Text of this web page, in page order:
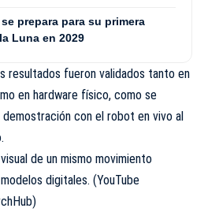
prepara para su primera
Luna en 2029
resultados fueron validados tanto en
en hardware físico, como se
demostración con el robot en vivo al
de un mismo movimiento
digitales. (YouTube